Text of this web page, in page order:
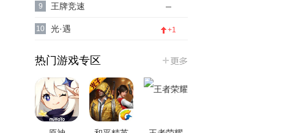
9 王牌竞速
10 光·遇 +1
热门游戏专区